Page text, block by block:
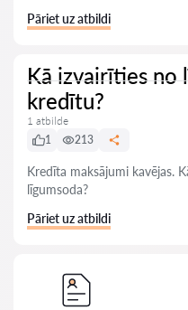
Pāriet uz atbildi
Kā izvairīties no
kredītu?
1 atbilde
1
213
Kredīta maksājumi kavējas.
līgumsoda?
Pāriet uz atbildi